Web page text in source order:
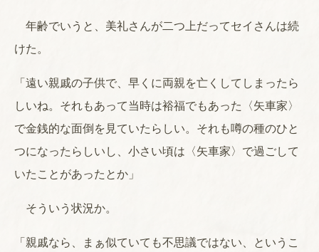
年齢でいうと、美礼さんが二つ上だってセイさんは続
けた。
「遠い親戚の子供で、早くに両親を亡くしてしまったら
しいね。それもあって当時は裕福でもあった〈矢車家〉
で金銭的な面倒を見ていたらしい。それも噂の種のひと
つになったらしいし、小さい頃は〈矢車家〉で過ごして
いたことがあったとか」
そういう状況か。
「親戚なら、まぁ似ていても不思議ではない、というこ